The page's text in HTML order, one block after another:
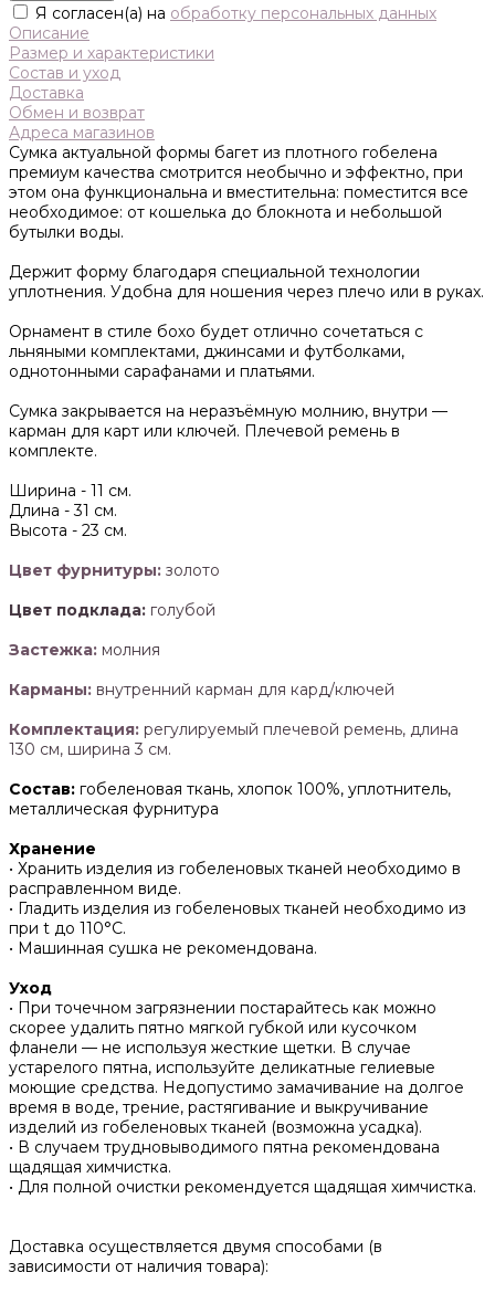
Я согласен(а) на обработку персональных данных
Описание
Размер и характеристики
Состав и уход
Доставка
Обмен и возврат
Адреса магазинов
Сумка актуальной формы багет из плотного гобелена
премиум качества смотрится необычно и эффектно, при
этом она функциональна и вместительна: поместится все
необходимое: от кошелька до блокнота и небольшой
бутылки воды.
Держит форму благодаря специальной технологии
уплотнения. Удобна для ношения через плечо или в руках.
Орнамент в стиле бохо будет отлично сочетаться с
льняными комплектами, джинсами и футболками,
однотонными сарафанами и платьями.
Сумка закрывается на неразъёмную молнию, внутри —
карман для карт или ключей. Плечевой ремень в
комплекте.
Ширина - 11 см.
Длина -31 см.
Высота - 23 см.
Цвет фурнитуры: золото
Цвет подклада: голубой
Застежка: молния
Карманы: внутренний карман для кард/ключей
Комплектация: регулируемый плечевой ремень, длина
130 см, ширина 3 см.
Состав: гобеленовая ткань, хлопок 100%, уплотнитель,
металлическая фурнитура
Хранение
• Хранить изделия из гобеленовых тканей необходимо в
расправленном виде.
• ‌Гладить изделия из гобеленовых тканей необходимо из
при t до 110°С.
• ‌Машинная сушка не рекомендована.
Уход
• При точечном загрязнении постарайтесь как можно
скорее удалить пятно мягкой губкой или кусочком
фланели — не используя жесткие щетки. В случае
устарелого пятна, используйте деликатные гелиевые
моющие средства. Недопустимо замачивание на долгое
время в воде, трение, растягивание и выкручивание
изделий из гобеленовых тканей (возможна усадка).
• В случаем трудновыводимого пятна рекомендована
щадящая химчистка.
• Для полной очистки рекомендуется щадящая химчистка.
Доставка осуществляется двумя способами (в
зависимости от наличия товара):